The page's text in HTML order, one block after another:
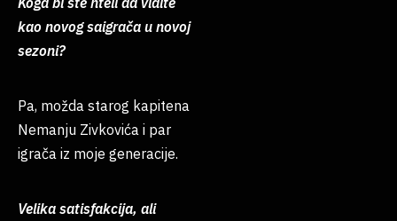
kao novog saigrača u novoj
sezoni?
Pa, možda starog kapitena
Nemanju Zivkovića i par
igrača iz moje generacije.
Velika satisfakcija, ali